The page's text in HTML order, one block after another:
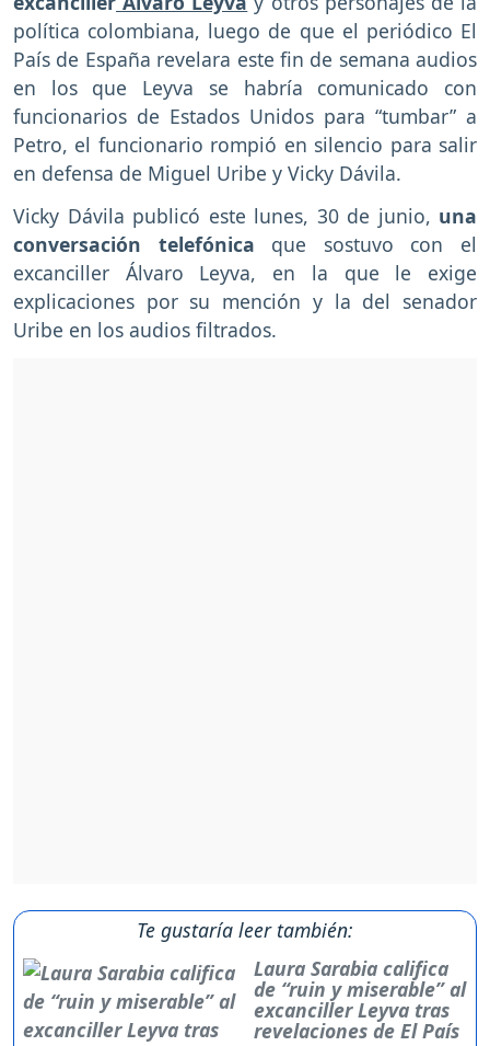
política colombiana, luego de que el periódico El
País de España revelara este fin de semana audios
en los que Leyva se habría comunicado con
funcionarios de Estados Unidos para “tumbar” a
Petro, el funcionario rompió en silencio para salir
en defensa de Miguel Uribe y Vicky Dávila.
Vicky Dávila publicó este lunes, 30 de junio, una
conversación telefónica que sostuvo con el
excanciller Álvaro Leyva, en la que le exige
explicaciones por su mención y la del senador
Uribe en los audios filtrados.
Te gustaría leer también:
Laura Sarabia califica
de “ruin y miserable” al
excanciller Leyva tras
revelaciones de El País